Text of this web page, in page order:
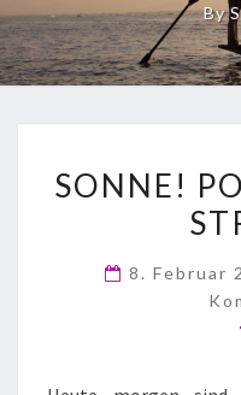
By
SONNE!
8. Februar